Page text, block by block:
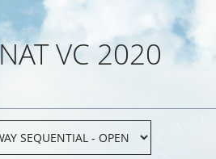
VC 2020